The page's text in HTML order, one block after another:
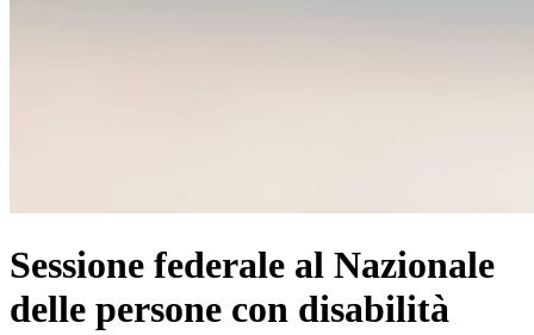
Sessione federale al Nazionale
delle persone con disabilità